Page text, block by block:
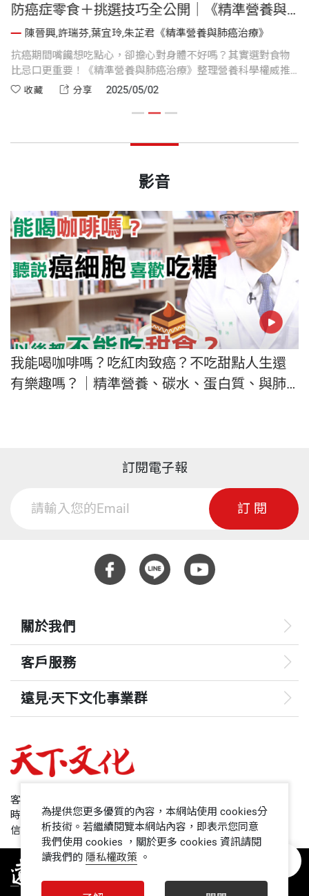
防癌症零食＋挑選技巧全公開｜《精準營養與
肺癌治療》
陳晉興,許瑞芬,葉宜玲,朱芷君《精準營養與肺癌治療》
抗癌期間嘴饞想吃點心，卻擔心對身體不好嗎？其實選對食物
比忌口更重要！《精準營養與肺癌治療》整理營養科學權威推
薦的3大類「抗癌零食」，不僅能補充營養，還能安心解饞。內
收藏 分享 2025/05/02
影音
我能喝咖啡嗎？吃紅肉致癌？不吃甜點人生還
有樂趣嗎？｜精準營養、碳水、蛋白質、與肺
訂閱電子報
訂閱
關於我們
客戶服務
遠見‧天下文化事業群
哈佛商業評論
領導影響力學院
1號課堂
客服專線：+886 2 2662-0012
時間：週一~週五9:00~12:30;13:30~17:00
信箱：service@cwgv.com.tw
為提供您更多優質的內容，本網站使用 cookies分
析技術。若繼續閱覽本網站內容，即表示您同意
我們使用 cookies ，關於更多 cookies 資訊請閱
讀我們的 隱私權政策 。